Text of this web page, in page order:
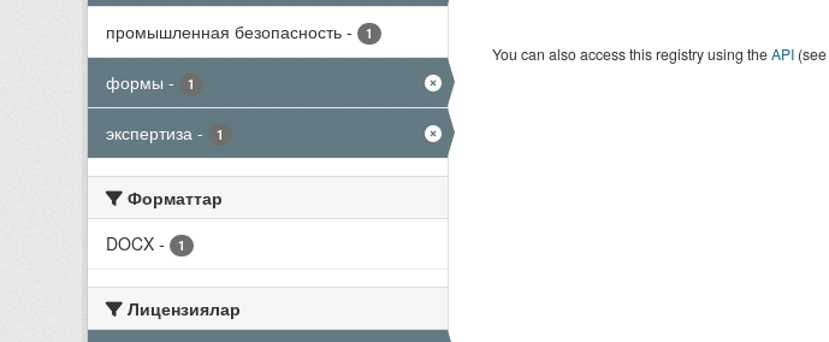
промышленная безопасность - 1
формы - 1
экспертиза - 1
Форматтар
DOCX - 1
Лицензиялар
You can also access this registry using theAPI(see